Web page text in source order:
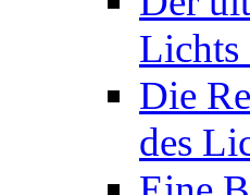
Lichts
Die
des